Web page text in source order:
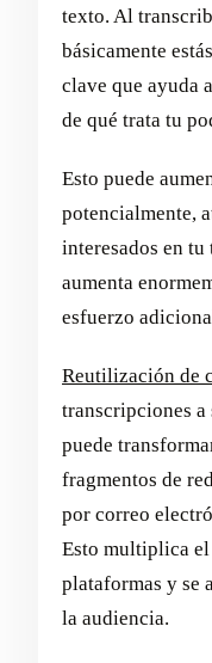
texto. Al
básicamente
clave que ayuda
de qué trata tu
Esto puede
potencialmente,
interesados en
aumenta
esfuerzo
Reutilización de
transcripciones a
puede
fragmentos de
por correo
Esto multiplica
plataformas y se
la audiencia.